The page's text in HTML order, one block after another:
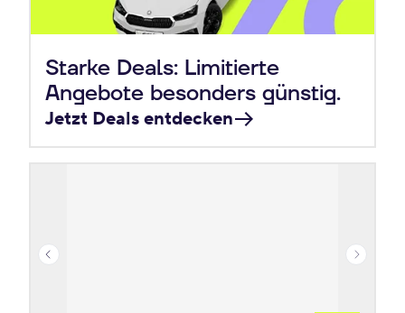
Starke Deals: Limitierte
Angebote besonders günstig.
Jetzt Deals entdecken